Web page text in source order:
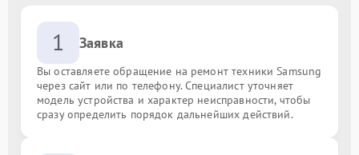
1 Заявка
Вы оставляете обращение на ремонт техники Samsung
через сайт или по телефону. Специалист уточняет
модель устройства и характер неисправности, чтобы
сразу определить порядок дальнейших действий.